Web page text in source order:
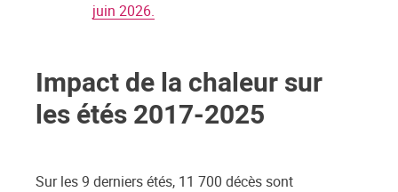
juin 2026.
Impact de la chaleur sur
les étés 2017-2025
Sur les 9 derniers étés, 11 700 décès sont